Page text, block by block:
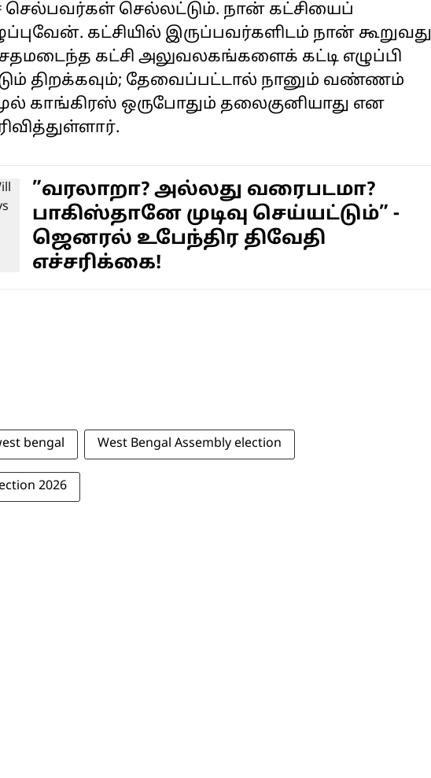
செல்பவர்கள் செல்லட்டும். நான் கட்சியைப்
கட்சியில் இருப்பவர்களிடம் நான் கூறுவது
கட்சி அலுவலகங்களைக் கட்டி எழுப்பி
திறக்கவும்; தேவைப்பட்டால் நானும் வண்ணம்
காங்கிரஸ் ஒருபோதும் தலைகுனியாது என
”வரலாறா? அல்லது வரைபடமா?
பாகிஸ்தானே முடிவு செய்யட்டும்” -
ஜெனரல் உபேந்திர திவேதி
எச்சரிக்கை!
bengal West Bengal Assembly election
2026